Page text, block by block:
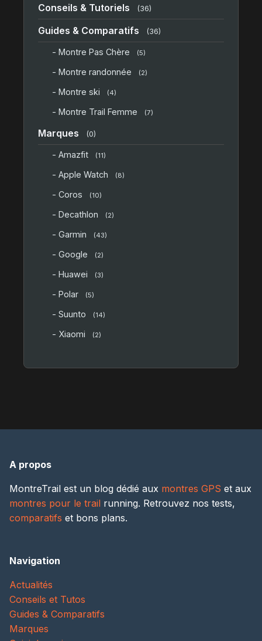
Conseils & Tutoriels (36)
Guides & Comparatifs (36)
- Montre Pas Chère (5)
- Montre randonnée (2)
- Montre ski (4)
- Montre Trail Femme (7)
Marques (0)
- Amazfit (11)
- Apple Watch (8)
- Coros (10)
- Decathlon (2)
- Garmin (43)
- Google (2)
- Huawei (3)
- Polar (5)
- Suunto (14)
- Xiaomi (2)
A propos
MontreTrail est un blog dédié aux montres GPS et aux
montres pour le trail running. Retrouvez nos tests,
comparatifs et bons plans.
Navigation
Actualités
Conseils et Tutos
Guides & Comparatifs
Marques